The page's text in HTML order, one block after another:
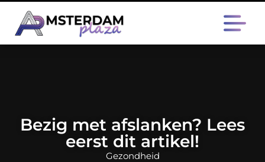
Bezig met afslanken? Lees
eerst dit artikel!
Gezondheid